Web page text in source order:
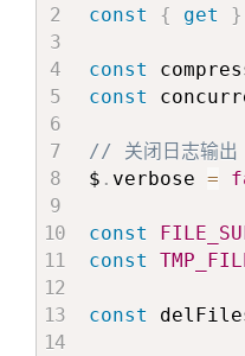
const
{ get }
const
const
// 关闭日志输出
$ . verbose =
const
const
const